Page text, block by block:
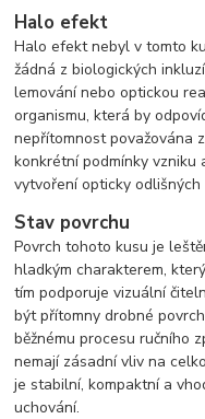
Halo efekt
Halo efekt nebyl v tomto
žádná z biologických
lemování nebo optickou
organismu, která by
nepřítomnost považována
konkrétní podmínky vzniku
vytvoření opticky
Stav povrchu
Povrch tohoto kusu je
hladkým charakterem,
tím podporuje vizuální
být přítomny drobné
běžnému procesu ručního
nemají zásadní vliv na
je stabilní, kompaktní a
uchování.